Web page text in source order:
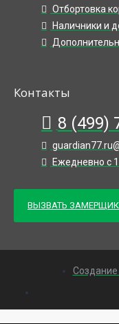
Отбортовка
Наличники и
Контакты
8 (499)
Ежедневно с
ВЫЗВАТЬ
Создание